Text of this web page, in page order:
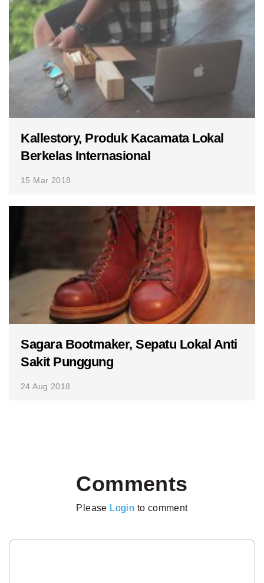
Kallestory, Produk Kacamata Lokal
Berkelas Internasional
15 Mar 2018
Sagara Bootmaker, Sepatu Lokal Anti
Sakit Punggung
24 Aug 2018
Comments
Please Login to comment